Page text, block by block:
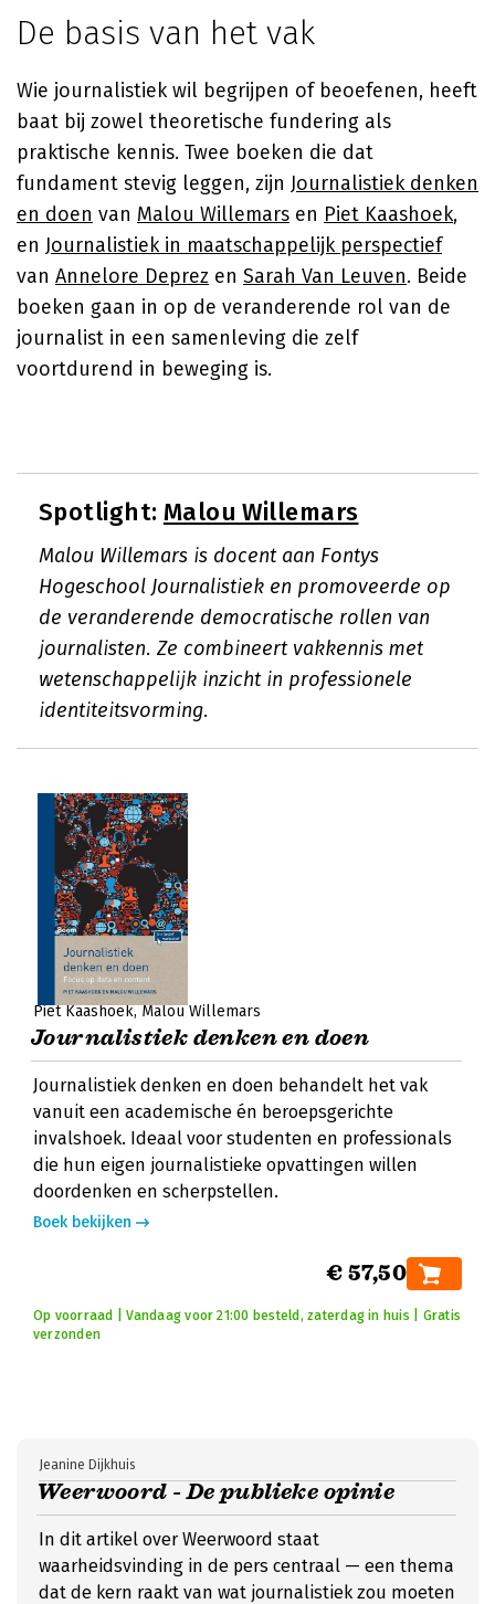
De basis van het vak
Wie journalistiek wil begrijpen of beoefenen, heeft
baat bij zowel theoretische fundering als
praktische kennis. Twee boeken die dat
fundament stevig leggen, zijn Journalistiek denken
en doen van Malou Willemars en Piet Kaashoek,
en Journalistiek in maatschappelijk perspectief
van Annelore Deprez en Sarah Van Leuven. Beide
boeken gaan in op de veranderende rol van de
journalist in een samenleving die zelf
voortdurend in beweging is.
Spotlight: Malou Willemars
Malou Willemars is docent aan Fontys
Hogeschool Journalistiek en promoveerde op
de veranderende democratische rollen van
journalisten. Ze combineert vakkennis met
wetenschappelijk inzicht in professionele
identiteitsvorming.
Piet Kaashoek Malou Willemars
Journalistiek denken en doen
Journalistiek denken en doen behandelt het vak
vanuit een academische én beroepsgerichte
invalshoek. Ideaal voor studenten en professionals
die hun eigen journalistieke opvattingen willen
doordenken en scherpstellen.
Boek bekijken
€ 57,50
Op voorraad | Vandaag voor 21:00 besteld, zaterdag in huis | Gratis
verzonden
Weerwoord - De publieke opinie
Jeanine Dijkhuis
In dit artikel over Weerwoord staat
waarheidsvinding in de pers centraal — een thema
dat de kern raakt van wat journalistiek zou moeten